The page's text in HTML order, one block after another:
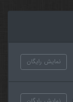
نمایش رایگان